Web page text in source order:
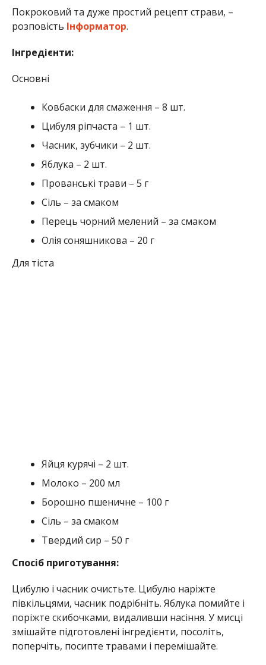
Покроковий та дуже простий рецепт страви, –
розповість Інформатор.
Інгредієнти:
Основні
Ковбаски для смаження – 8 шт.
Цибуля ріпчаста – 1 шт.
Часник, зубчики – 2 шт.
Яблука – 2 шт.
Прованські трави – 5 г
Сіль – за смаком
Перець чорний мелений – за смаком
Олія соняшникова – 20 г
Для тіста
Яйця курячі – 2 шт.
Молоко – 200 мл
Борошно пшеничне – 100 г
Сіль – за смаком
Твердий сир – 50 г
Спосіб приготування:
Цибулю і часник очистьте. Цибулю наріжте
півкільцями, часник подрібніть. Яблука помийте і
поріжте скибочками, видаливши насіння. У мисці
змішайте підготовлені інгредієнти, посоліть,
поперчіть, посипте травами і перемішайте.